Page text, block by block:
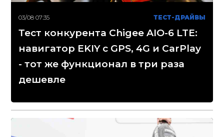
03/08 07:35 ТЕСТ-ДРАЙВЫ
Тест конкурента Chigee AIO-6 LTE:
навигатор EKIY с GPS, 4G и CarPlay
- тот же функционал в три раза
дешевле